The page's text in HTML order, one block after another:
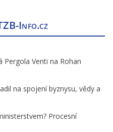
Info.cz
Pergola Venti na Rohan
na spojení byznysu, vědy a
Procesní